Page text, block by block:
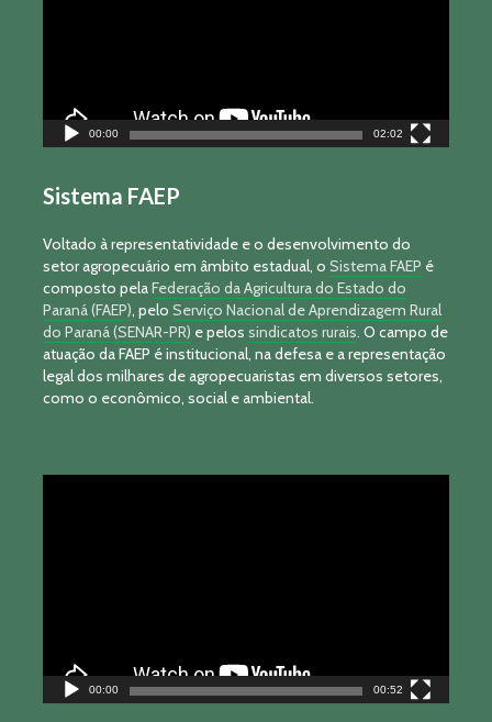
00:00 02:02
Sistema FAEP
Voltado à representatividade e o desenvolvimento do
setor agropecuário em âmbito estadual, o Sistema FAEP é
composto pelaFederação da Agricultura do Estado do
Paraná (FAEP), pelo Serviço Nacional de Aprendizagem Rural
do Paraná (SENAR-PR) e pelos sindicatos rurais. O campo de
atuação da FAEP é institucional, na defesa e a representação
legal dos milhares de agropecuaristas em diversos setores,
como o econômico, social e ambiental.
00:00 00:52